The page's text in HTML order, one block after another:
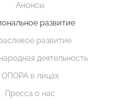
Анонсы
развитие
развитие
деятельность
ОПОРА в лицах
Пресса о нас